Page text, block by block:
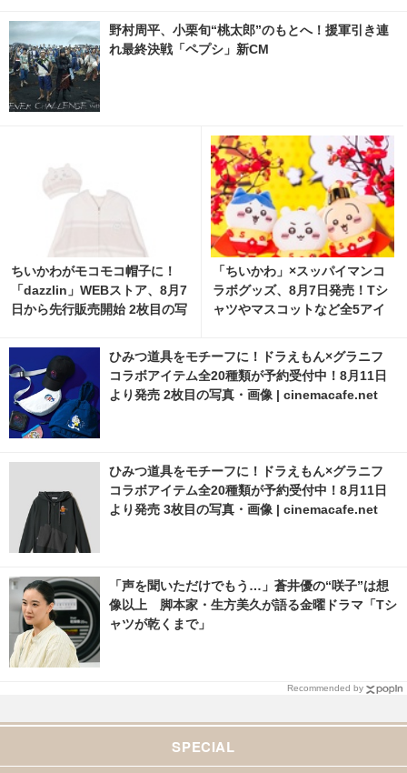
野村周平、小栗旬“桃太郎”のもとへ！援軍引き連
れ最終決戦「ペプシ」新CM
ちいかわがモコモコ帽子に！
「dazzlin」WEBストア、8月7
日から先行販売開始 2枚目の写
「ちいかわ」×スッパイマンコ
ラボグッズ、8月7日発売！Tシ
ャツやマスコットなど全5アイ
ひみつ道具をモチーフに！ドラえもん×グラニフ
コラボアイテム全20種類が予約受付中！8月11日
より発売 2枚目の写真・画像 | cinemacafe.net
ひみつ道具をモチーフに！ドラえもん×グラニフ
コラボアイテム全20種類が予約受付中！8月11日
より発売 3枚目の写真・画像 | cinemacafe.net
「声を聞いただけでもう…」蒼井優の“咲子”は想
像以上 脚本家・生方美久が語る金曜ドラマ「Tシ
ャツが乾くまで」
Recommended by
SPECIAL